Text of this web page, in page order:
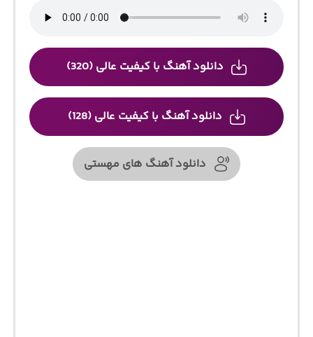
دانلود آهنگ با کیفیت عالی (320)
دانلود آهنگ با کیفیت عالی (128)
دانلود آهنگ های مهستی